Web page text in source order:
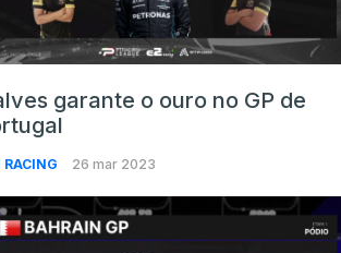
garante o ouro no GP de
RACING 26 mar 2023